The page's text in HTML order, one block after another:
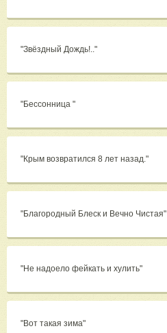
"Звёздный Дождь!.."
"Бессонница "
"Крым возвратился 8 лет назад."
"Благородный Блеск и Вечно Чистая"
"Не надоело фейкать и хулить"
"Вот такая зима"